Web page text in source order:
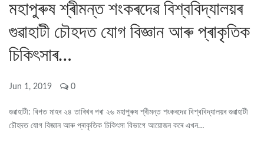
মহাপুৰুষ শ্ৰীমন্ত শংকৰদেৱ বিশ্ববিদ্যালয়ৰ
গুৱাহাটী চৌহদত যোগ বিজ্ঞান আৰু প্ৰাকৃতিক
চিকিৎসাৰ…
Jun 1, 2019 0
গুৱাহাটী: বিগত মাহৰ ২৪ তাৰিখৰ পৰা ২৬ মহাপুৰুষ শ্ৰীমন্ত শংকৰদেৱ বিশ্ববিদ্যালয়ৰ গুৱাহাটী
চৌহদত যোগ বিজ্ঞান আৰু প্ৰাকৃতিক চিকিৎসা বিভাগে আয়োজন কৰে এখন…